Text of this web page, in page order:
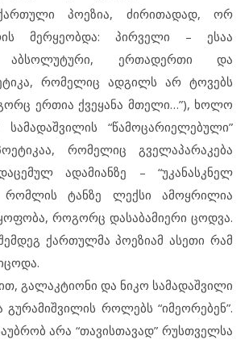
პოეზია, ძირითადად, ორ
მერყეობდა: პირველი – ესაა
აბსოლუტური, ერთადერთი და
რომელიც ადგილს არ ტოვებს
ერთია ქვეყანა მთელი…”), ხოლო
“წამოცარიელებული”
რომელიც გველაპარაკება
ადამიანზე – “უკანასკნელ
რომლის ტანზე ლექსი ამოყრილია
როგორც დასაბამიერი ცოდვა.
ქართულმა პოეზიამ ასეთი რამ
გალაკტიონი და ნიკო სამადაშვილი
როლებს “იმეორებენ”.
არა “თავისთავად” რუსთველსა